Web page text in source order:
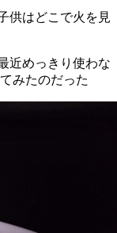
供はどこで火を見
近めっきり使わな
みたのだった